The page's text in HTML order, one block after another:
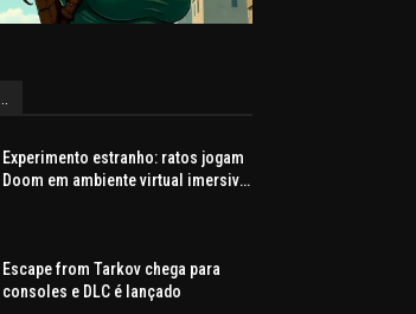
Experimento estranho: ratos jogam
Doom em ambiente virtual imersivo
Escape from Tarkov chega para
consoles e DLC é lançado